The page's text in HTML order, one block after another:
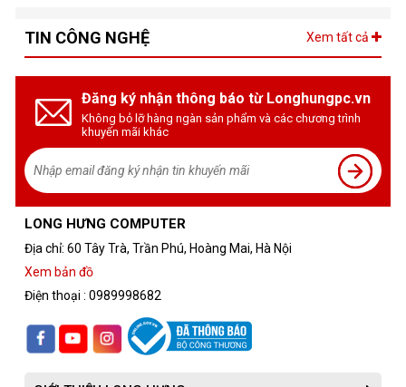
TIN CÔNG NGHỆ Xem tất cả
Đăng ký nhận thông báo từ Longhungpc.vn
Không bỏ lỡ hàng ngàn sản phẩm và các chương trình
khuyến mãi khác
LONG HƯNG COMPUTER
Địa chỉ: 60 Tây Trà, Trần Phú, Hoàng Mai, Hà Nội
Xem bản đồ
Điện thoại : 0989998682